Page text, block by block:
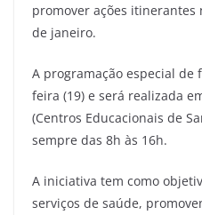
promover ações itinerantes
de janeiro.
A programação especial de
feira (19) e será realizada
(Centros Educacionais de
sempre das 8h às 16h.
A iniciativa tem como
serviços de saúde,